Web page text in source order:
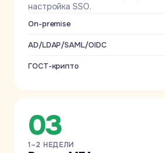
настройка SSO.
On-premise
AD/LDAP/SAML/OIDC
ГОСТ-крипто
03
1–2 НЕДЕЛИ